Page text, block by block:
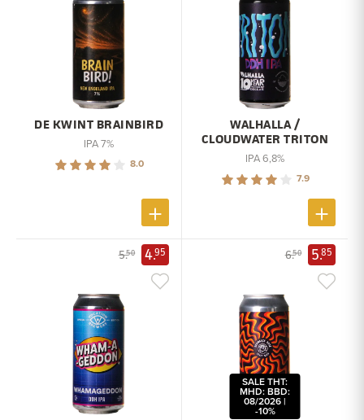
DE KWINT BRAINBIRD
IPA 7%
8.0
WALHALLA /
CLOUDWATER TRITON
IPA 6,8%
7.9
5.50 4.95 6.50 5.85
SALE THT:
MHD: BBD:
08/2026 |
-10%